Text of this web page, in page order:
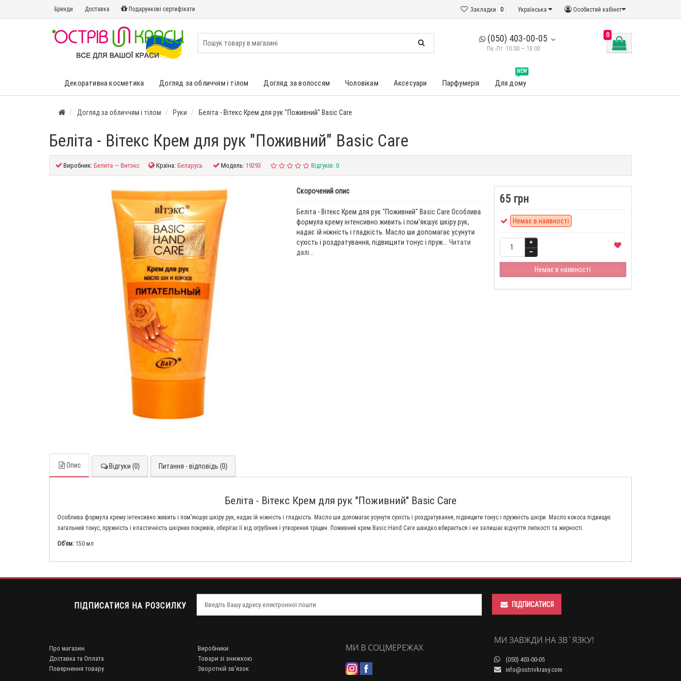
Бренди Доставка Подарункові сертифікати Особистий кабінет
Українська
Закладки 0
(050) 403-00-05
Пн.-Пт. 10:00 — 18:00
0
Декоративна косметика Догляд за обличчям і тілом Догляд за волоссям Чоловікам Аксесуари Парфумерія
NEW
Для дому
Догляд за обличчям і тілом Руки Беліта - Вітекс Крем для рук "Поживний" Basic Care
Беліта - Вітекс Крем для рук "Поживний" Basic Care
Виробник:Белита — Витэкс Країна:Беларусь Модель:19293 Відгуків: 0
Скорочений опис
Беліта - Вітекс Крем для рук "Поживний" Basic Care Особлива
формула крему інтенсивно живить і пом'якшує шкіру рук,
надає їй ніжність і гладкість. Масло ши допомагає усунути
сухість і роздратування, підвищити тонус і пруж... Читати
далі...
65 грн
Немає в наявності
Немає в наявності
Опис Відгуки (0) Питання - відповідь (0)
Беліта - Вітекс Крем для рук "Поживний" Basic Care
Особлива формула крему інтенсивно живить і пом'якшує шкіру рук, надає їй ніжність і гладкість. Масло ши допомагає усунути сухість і роздратування, підвищити тонус і пружність шкіри. Масло кокоса підвищує
загальний тонус, пружність і еластичність шкірних покривів, оберігає її від огрубіння і утворення тріщин. Поживний крем Basic Hand Care швидко вбирається і не залишає відчуття липкості та жирності.
Об'єм: 150 мл
ПІДПИСАТИСЯ НА РОЗСИЛКУ ПІДПИСАТИСЯ
Про магазин
Доставка та Оплата
Повернення товару
Виробники
Товари зі знижкою
Зворотній зв’язок
МИ В СОЦМЕРЕЖАХ
МИ ЗАВЖДИ НА ЗВ`ЯЗКУ!
(050) 403-00-05
info@ostrivkrasy.com